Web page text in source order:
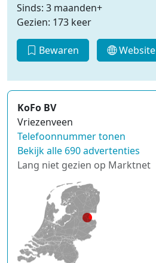
Sinds: 3 maanden+
Gezien: 173 keer
Bewaren Website
KoFo BV
Vriezenveen
Telefoonnummer tonen
Bekijk alle 690 advertenties
Lang niet gezien op Marktnet